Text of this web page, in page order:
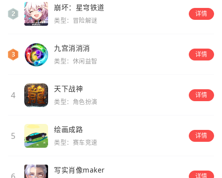
崩坏：星穹铁道
类型：冒险解谜
详情
九宫消消消
类型：休闲益智
详情
4
天下战神
类型：角色扮演
详情
5
绘画成路
类型：赛车竞速
详情
写实肖像maker
详情